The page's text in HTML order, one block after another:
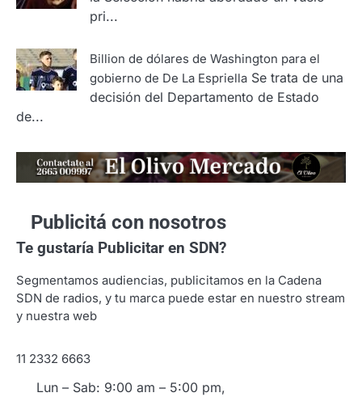
pri...
Billion de dólares de Washington para el
gobierno de De La Espriella Se trata de una
decisión del Departamento de Estado
de...
Publicitá con nosotros
Te gustaría Publicitar en SDN?
Segmentamos audiencias, publicitamos en la Cadena
SDN de radios, y tu marca puede estar en nuestro stream
y nuestra web
11 2332 6663
Lun – Sab: 9:00 am – 5:00 pm,